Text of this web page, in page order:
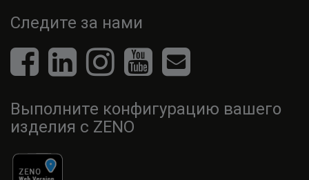
Следите за нами
Выполните конфигурацию вашего
изделия с ZENO